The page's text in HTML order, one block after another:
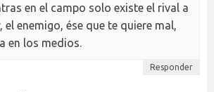
en el campo solo existe el rival a
el enemigo, ése que te quiere mal,
en los medios.
Responder